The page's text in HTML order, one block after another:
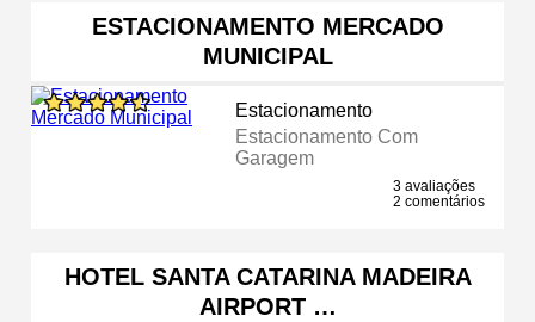
ESTACIONAMENTO MERCADO
MUNICIPAL
Estacionamento
Estacionamento Com
Garagem
3 avaliações
2 comentários
HOTEL SANTA CATARINA MADEIRA
AIRPORT …